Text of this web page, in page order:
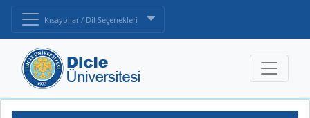
Kısayollar / Dil Seçenekleri